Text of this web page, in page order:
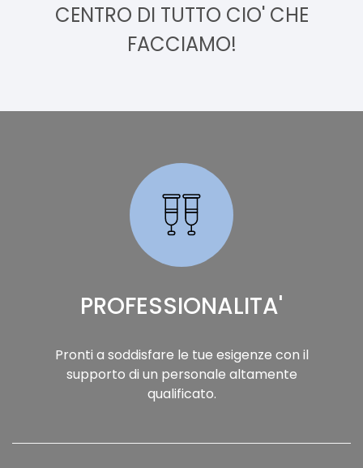
CENTRO DI TUTTO CIO' CHE
FACCIAMO!
PROFESSIONALITA'
Pronti a soddisfare le tue esigenze con il
supporto di un personale altamente
qualificato.